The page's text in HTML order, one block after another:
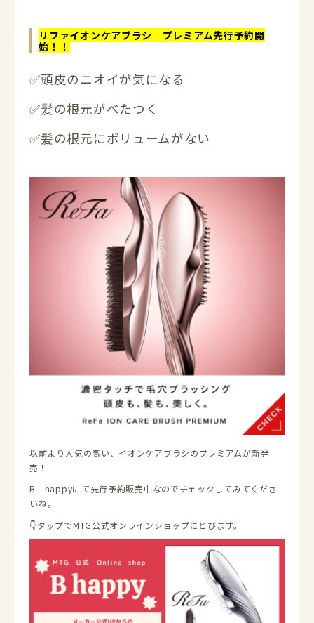
リファイオンケアブラシ プレミアム先行予約開
始！！
✅頭皮のニオイが気になる
✅髪の根元がべたつく
✅髪の根元にボリュームがない
以前より人気の高い、イオンケアブラシのプレミアムが新発
売！
B happyにて先行予約販売中なのでチェックしてみてくださ
いね。
👇タップでMTG公式オンラインショップにとびます。